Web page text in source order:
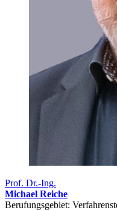
Prof. Dr.-Ing.
Michael Reiche
Berufungsgebiet: